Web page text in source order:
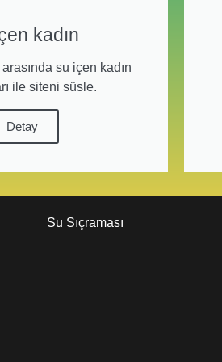
kadın
su içen kadın
ile siteni süsle.
Detay
Su Sıçraması